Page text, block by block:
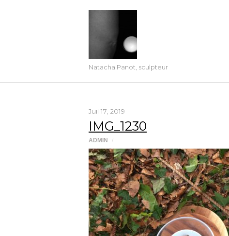
Natacha Panot, sculpteur
Juil 17, 2019
IMG_1230
ADMIN /